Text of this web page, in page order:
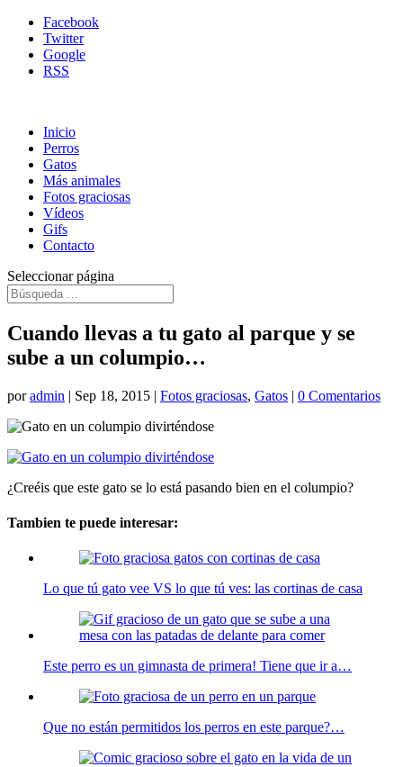
Facebook
Twitter
Google
RSS
Inicio
Perros
Gatos
Más animales
Fotos graciosas
Vídeos
Gifs
Contacto
Seleccionar página
Cuando llevas a tu gato al parque y se
sube a un columpio…
poradmin | Sep 18, 2015 | Fotos graciosas, Gatos | 0 Comentarios
¿Creéis que este gato se lo está pasando bien en el columpio?
Tambien te puede interesar:
Lo que tú gato vee VS lo que tú ves: las cortinas de casa
Este perro es un gimnasta de primera! Tiene que ir a…
Que no están permitidos los perros en este parque?…